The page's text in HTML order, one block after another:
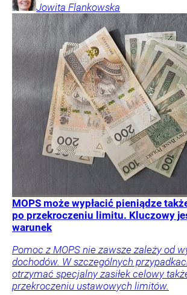
Jowita Flankowska
MOPS może wypłacić pieniądze
po przekroczeniu limitu. Kluczowy
warunek
Pomoc z MOPS nie zawsze zależy od
dochodów. W szczególnych
otrzymać specjalny zasiłek celowy
przekroczeniu ustawowych limitów.